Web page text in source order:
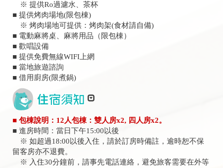
※ 提供Ro過濾水、茶杯
■ 提供烤肉場地(限包棟)
※ 烤肉場地可提供：烤肉架(食材請自備)
■ 電動麻將桌、麻將用品（限包棟）
■ 歡唱設備
■ 提供免費無線WIFI上網
■ 當地旅遊諮詢
■ 借用廚房(限煮鍋)
■ 包棟說明：12人包棟：雙人房x2, 四人房x2。
■ 進房時間：當日下午15:00以後
※ 如超過18:00以後入住，請於訂房時備註，逾時恕不保
留客房亦不退費。
※ 入住30分鐘前，請事先電話連絡，避免旅客需要在外等